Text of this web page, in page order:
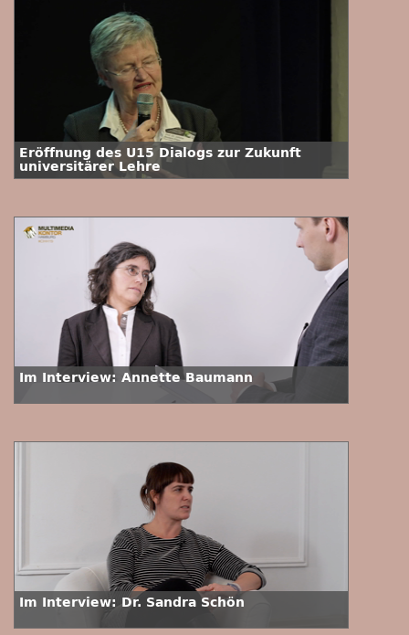
Eröffnung des U15 Dialogs zur Zukunft
universitärer Lehre
Im Interview: Annette Baumann
Im Interview: Dr. Sandra Schön